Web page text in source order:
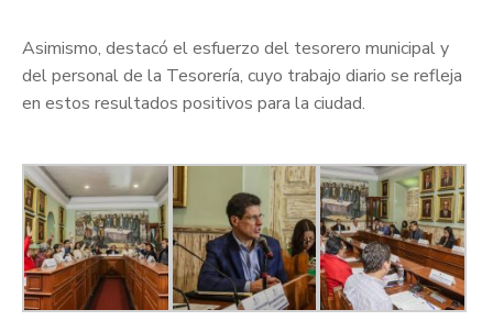
Asimismo, destacó el esfuerzo del tesorero municipal y
del personal de la Tesorería, cuyo trabajo diario se refleja
en estos resultados positivos para la ciudad.